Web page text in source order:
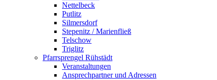
Nettelbeck
Putlitz
Silmersdorf
Stepenitz / Marienfließ
Telschow
Triglitz
Pfarrsprengel Rühstädt
Veranstaltungen
Ansprechpartner und Adressen